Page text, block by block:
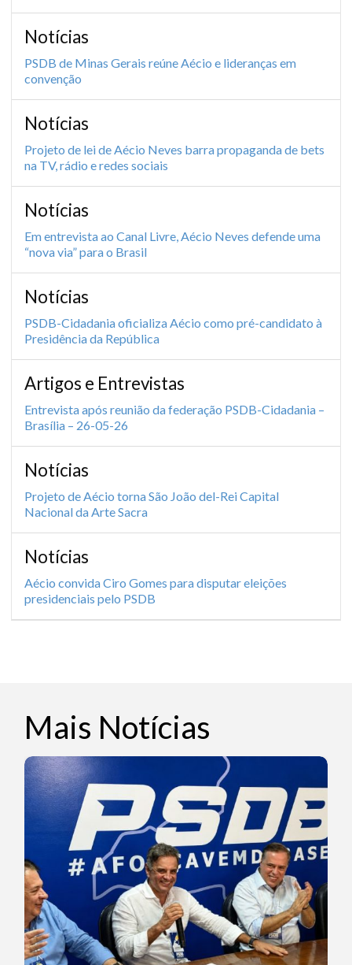
Notícias
PSDB de Minas Gerais reúne Aécio e lideranças em
convenção
Notícias
Projeto de lei de Aécio Neves barra propaganda de bets
na TV, rádio e redes sociais
Notícias
Em entrevista ao Canal Livre, Aécio Neves defende uma
“nova via” para o Brasil
Notícias
PSDB-Cidadania oficializa Aécio como pré-candidato à
Presidência da República
Artigos e Entrevistas
Entrevista após reunião da federação PSDB-Cidadania –
Brasília – 26-05-26
Notícias
Projeto de Aécio torna São João del-Rei Capital
Nacional da Arte Sacra
Notícias
Aécio convida Ciro Gomes para disputar eleições
presidenciais pelo PSDB
Mais Notícias